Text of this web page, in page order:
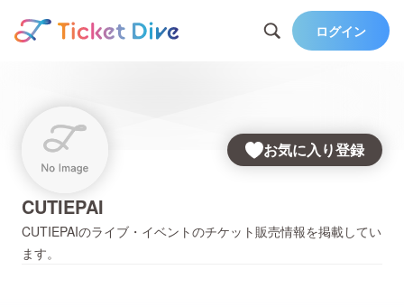
ログイン
お気に入り登録
CUTIEPAI
CUTIEPAIのライブ・イベントのチケット販売情報を掲載してい
ます。